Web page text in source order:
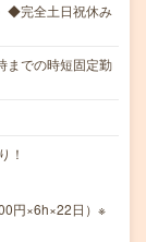
◆完全土日祝休み
までの時短固定勤
！
円×6h×22日）※